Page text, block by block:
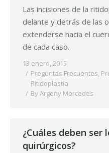
Las incisiones de la
delante y detrás de las
extenderse hacia el
de cada caso.
13 enero, 2015
Preguntas Frecuentes,
Ritidoplastía
By Argeny Mercedes
¿Cuáles deben ser
quirúrgicos?